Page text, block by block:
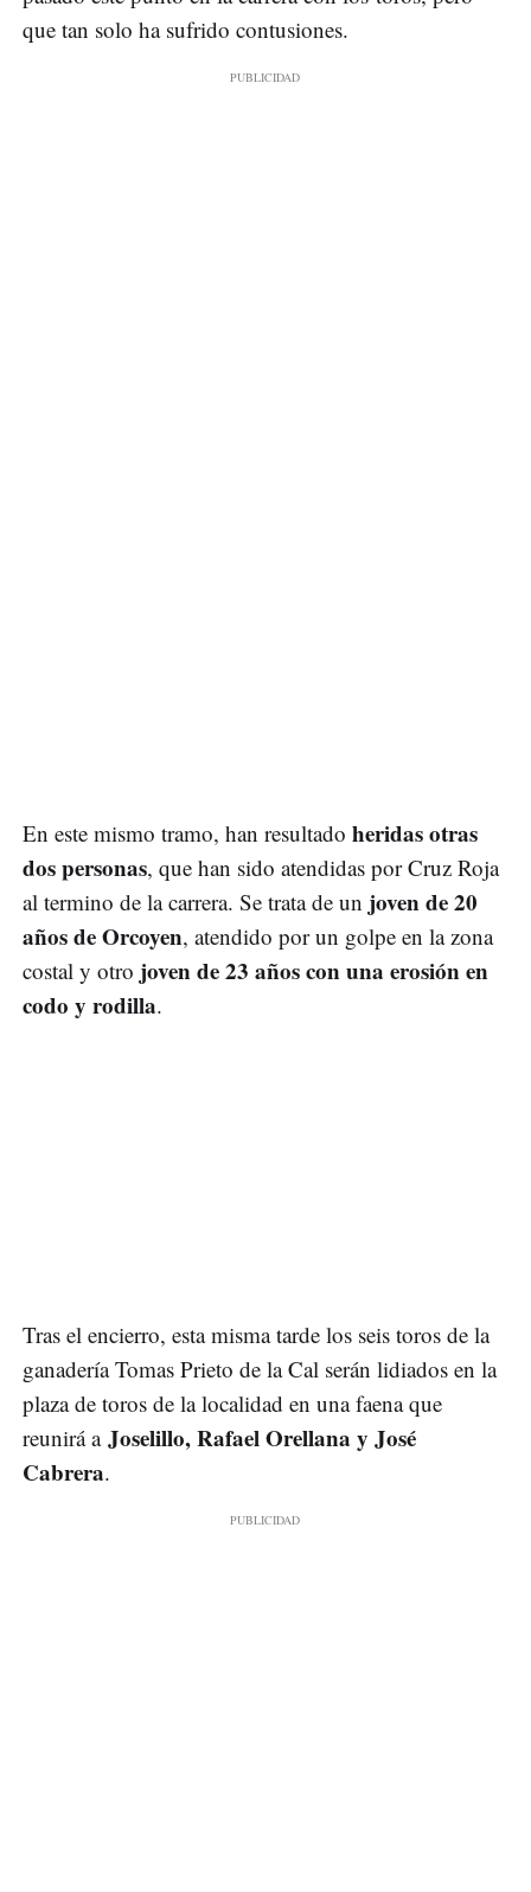
que tan solo ha sufrido contusiones.
En este mismo tramo, han resultado heridas otras
dos personas, que han sido atendidas por Cruz Roja
al termino de la carrera. Se trata de un joven de 20
años de Orcoyen, atendido por un golpe en la zona
costal y otro joven de 23 años con una erosión en
codo y rodilla.
Tras el encierro, esta misma tarde los seis toros de la
ganadería Tomas Prieto de la Cal serán lidiados en la
plaza de toros de la localidad en una faena que
reunirá a Joselillo, Rafael Orellana y José
Cabrera.